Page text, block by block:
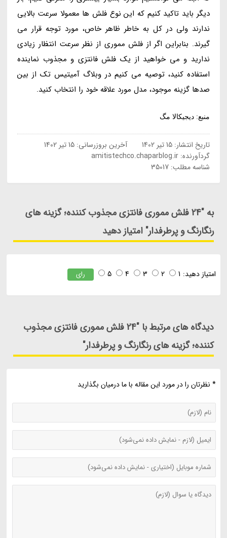
دیگر باید تاکید کنیم که این نوع فلش ها معمولا سرعت بالایی
ندارند ولی در کل به خاطر ظاهر خاص، مورد توجه قرار می
گیرند. بنابراین اگر از فلش مموری از نظر سرعت انتظار زیادی
ندارید و می خواهید از یک فلش فانتزی و مجذوب نماینده
استفاده کنید، توصیه می کنیم در وبلاگ آمیتیس تک از بین
صدها گزینه موجود، مدل مورد علاقه خود را انتخاب کنید.
منبع: دیجیکالا مگ
تاریخ انتشار:15 تیر 1402 آخرین بروزرسانی:15 تیر 1402
گردآورنده:amitistechco.chaparblog.ir
شناسه مطلب: 35017
به "24 فلش مموری فانتزی مجذوب کننده؛ گزینه های
رنگارنگ و پرطرفدار" امتیاز دهید
امتیاز دهید: 1
2
3
4
5 رای
دیدگاه های مرتبط با "24 فلش مموری فانتزی مجذوب
کننده؛ گزینه های رنگارنگ و پرطرفدار"
* نظرتان را در مورد این مقاله با ما درمیان بگذارید